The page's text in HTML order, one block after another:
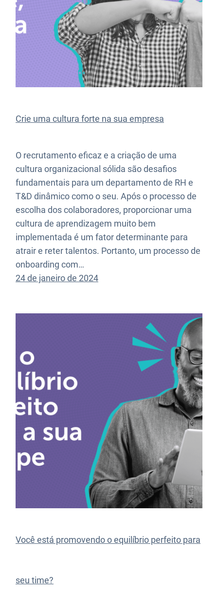
Crie uma cultura forte na sua empresa
O recrutamento eficaz e a criação de uma
cultura organizacional sólida são desafios
fundamentais para um departamento de RH e
T&D dinâmico como o seu. Após o processo de
escolha dos colaboradores, proporcionar uma
cultura de aprendizagem muito bem
implementada é um fator determinante para
atrair e reter talentos. Portanto, um processo de
onboarding com…
24 de janeiro de 2024
Você está promovendo o equilíbrio perfeito para
seu time?